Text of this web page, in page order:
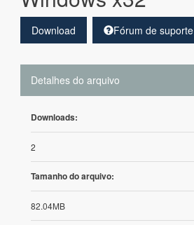
Download Fórum de suporte
Detalhes do arquivo
Downloads:
2
Tamanho do arquivo:
82.04MB